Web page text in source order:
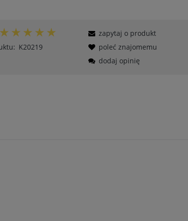
K20219
zapytaj o produkt
poleć znajomemu
dodaj opinię